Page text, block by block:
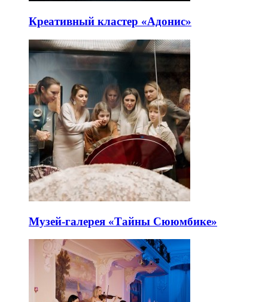
Креативный кластер «Адонис»
Музей-галерея «Тайны Сююмбике»